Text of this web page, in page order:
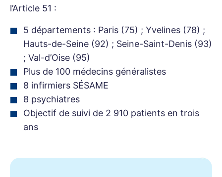
l’Article 51 :
5 départements : Paris (75) ; Yvelines (78) ;
Hauts-de-Seine (92) ; Seine-Saint-Denis (93)
; Val-d’Oise (95)
Plus de 100 médecins généralistes
8 infirmiers SÉSAME
8 psychiatres
Objectif de suivi de 2 910 patients en trois
ans